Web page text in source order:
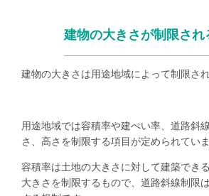
建物の大きさが制限され
建物の大きさは用途地域によって制限さ
用途地域では容積率や建ぺい率、道路斜
さ、高さを制限する項目が定められていま
容積率は土地の大きさに対して建築でき
大きさを制限するもので、道路斜線制限